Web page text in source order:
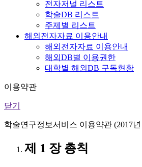
전자저널 리스트
학술DB 리스트
주제별 리스트
해외전자자료 이용안내
해외전자자료 이용안내
해외DB별 이용권한
대학별 해외DB 구독현황
이용약관
닫기
학술연구정보서비스 이용약관 (2017
제 1 장 총칙